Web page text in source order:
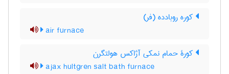
کوره روبادده (فر)
air furnace
کورۀ حمام نمکی آژاکس هولتگرن
ajax hultgren salt bath furnace